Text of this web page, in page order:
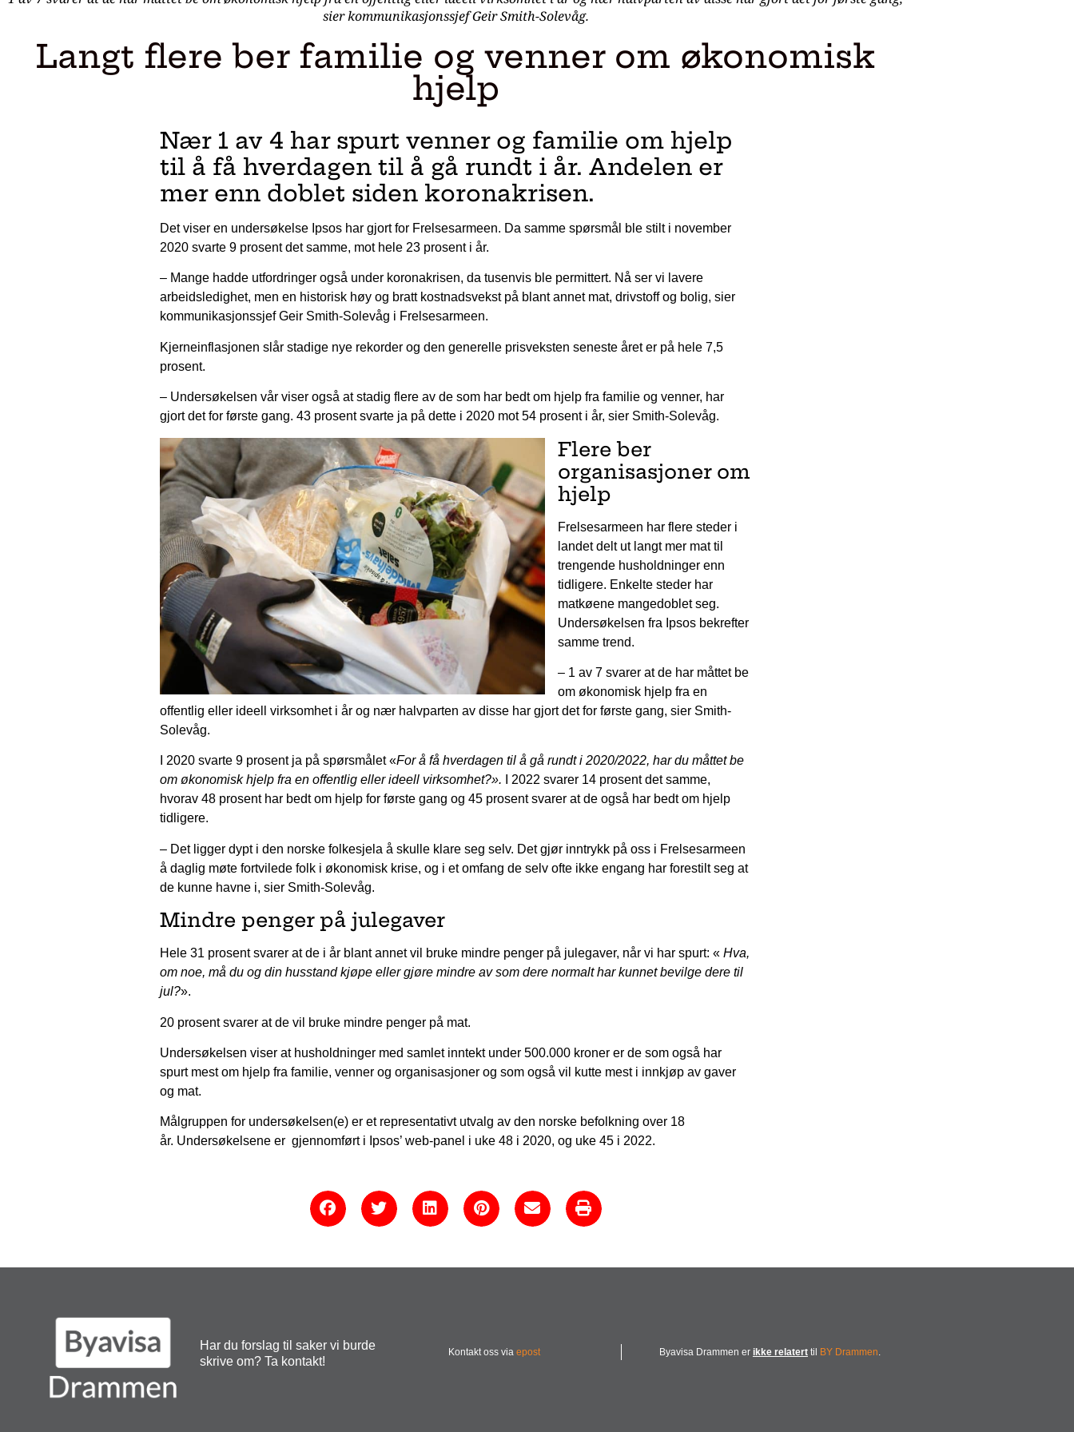
sier kommunikasjonssjef Geir Smith-Solevåg.
Langt flere ber familie og venner om økonomisk
hjelp
Nær 1 av 4 har spurt venner og familie om hjelp
til å få hverdagen til å gå rundt i år. Andelen er
mer enn doblet siden koronakrisen.
Det viser en undersøkelse Ipsos har gjort for Frelsesarmeen. Da samme spørsmål ble stilt i november
2020 svarte 9 prosent det samme, mot hele 23 prosent i år.
– Mange hadde utfordringer også under koronakrisen, da tusenvis ble permittert. Nå ser vi lavere
arbeidsledighet, men en historisk høy og bratt kostnadsvekst på blant annet mat, drivstoff og bolig, sier
kommunikasjonssjef Geir Smith-Solevåg i Frelsesarmeen.
Kjerneinflasjonen slår stadige nye rekorder og den generelle prisveksten seneste året er på hele 7,5
prosent.
– Undersøkelsen vår viser også at stadig flere av de som har bedt om hjelp fra familie og venner, har
gjort det for første gang. 43 prosent svarte ja på dette i 2020 mot 54 prosent i år, sier Smith-Solevåg.
Flere ber
organisasjoner om
hjelp
Frelsesarmeen har flere steder i
landet delt ut langt mer mat til
trengende husholdninger enn
tidligere. Enkelte steder har
matkøene mangedoblet seg.
Undersøkelsen fra Ipsos bekrefter
samme trend.
– 1 av 7 svarer at de har måttet be
om økonomisk hjelp fra en
offentlig eller ideell virksomhet i år og nær halvparten av disse har gjort det for første gang, sier Smith-
Solevåg.
I 2020 svarte 9 prosent ja på spørsmålet «For å få hverdagen til å gå rundt i 2020/2022, har du måttet be
om økonomisk hjelp fra en offentlig eller ideell virksomhet?».
I 2022 svarer 14 prosent det samme,
hvorav 48 prosent har bedt om hjelp for første gang og 45 prosent svarer at de også har bedt om hjelp
tidligere.
– Det ligger dypt i den norske folkesjela å skulle klare seg selv. Det gjør inntrykk på oss i Frelsesarmeen
å daglig møte fortvilede folk i økonomisk krise, og i et omfang de selv ofte ikke engang har forestilt seg at
de kunne havne i, sier Smith-Solevåg.
Mindre penger på julegaver
Hele 31 prosent svarer at de i år blant annet vil bruke mindre penger på julegaver, når vi har spurt: « Hva,
om noe, må du og din husstand kjøpe eller gjøre mindre av som dere normalt har kunnet bevilge dere til
jul?».
20 prosent svarer at de vil bruke mindre penger på mat.
Undersøkelsen viser at husholdninger med samlet inntekt under 500.000 kroner er de som også har
spurt mest om hjelp fra familie, venner og organisasjoner og som også vil kutte mest i innkjøp av gaver
og mat.
Målgruppen for undersøkelsen(e) er et representativt utvalg av den norske befolkning over 18
år. Undersøkelsene er gjennomført i Ipsos’ web-panel i uke 48 i 2020, og uke 45 i 2022.
Har du forslag til saker vi burde
skrive om? Ta kontakt!
Kontakt oss viaepost Byavisa Drammen er ikke relaterttil BY Drammen